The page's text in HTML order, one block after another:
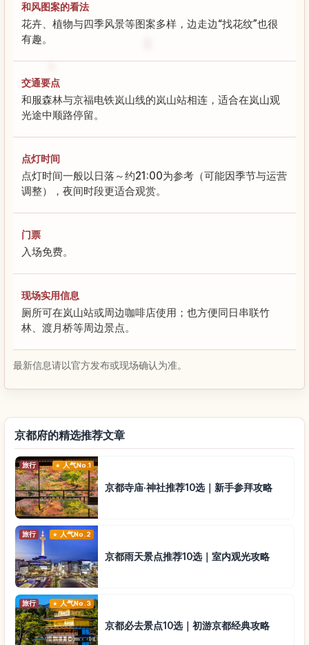
和风图案的看法
花卉、植物与四季风景等图案多样，边走边“找花纹”也很
有趣。
交通要点
和服森林与京福电铁岚山线的岚山站相连，适合在岚山观
光途中顺路停留。
点灯时间
点灯时间一般以日落～约21:00为参考（可能因季节与运营
调整），夜间时段更适合观赏。
门票
入场免费。
现场实用信息
厕所可在岚山站或周边咖啡店使用；也方便同日串联竹
林、渡月桥等周边景点。
最新信息请以官方发布或现场确认为准。
京都府的精选推荐文章
旅行 人气No.1
京都寺庙·神社推荐10选｜新手参拜攻略
旅行 人气No.2
京都雨天景点推荐10选｜室内观光攻略
旅行 人气No.3
京都必去景点10选｜初游京都经典攻略